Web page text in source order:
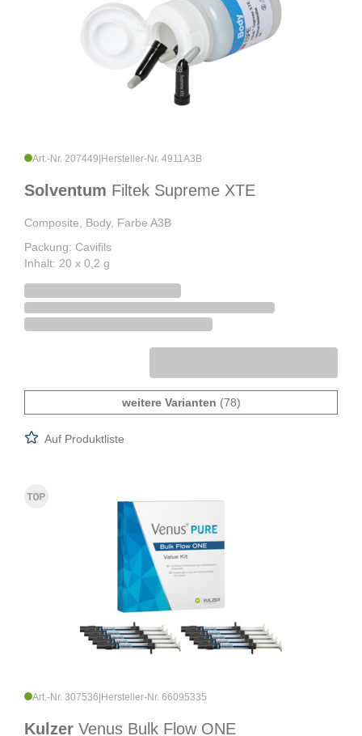
Art.-Nr. 207449 Hersteller-Nr. 4911A3B
Solventum Filtek Supreme XTE
Composite, Body, Farbe A3B
Packung: Cavifils
Inhalt: 20 x 0,2 g
weitere Varianten (78)
Auf Produktliste
Art.-Nr. 307536 Hersteller-Nr. 66095335
Kulzer Venus Bulk Flow ONE